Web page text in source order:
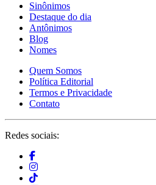
Sinônimos
Destaque do dia
Antônimos
Blog
Nomes
Quem Somos
Política Editorial
Termos e Privacidade
Contato
Redes sociais: